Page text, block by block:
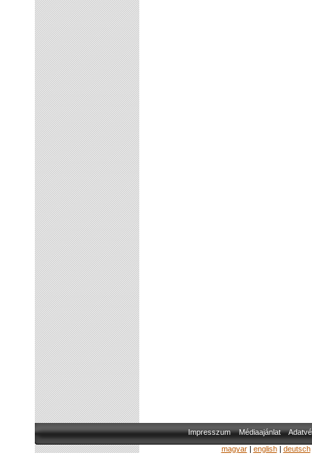
Impresszum Médiaajánlat
magyar| english| deutsch